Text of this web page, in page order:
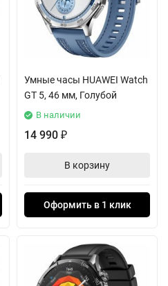
Умные часы HUAWEI Watch
GT 5, 46 мм, Голубой
В наличии
14 990 ₽
В корзину
Оформить в 1 клик